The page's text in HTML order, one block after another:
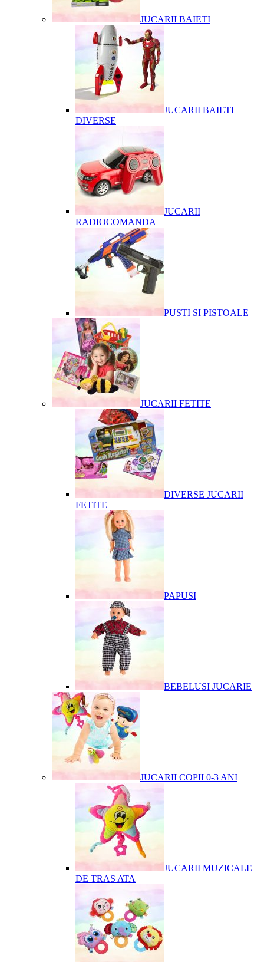
JUCARII BAIETI
JUCARII BAIETI
DIVERSE
JUCARII
RADIOCOMANDA
PUSTI SI PISTOALE
JUCARII FETITE
DIVERSE JUCARII
FETITE
PAPUSI
BEBELUSI JUCARIE
JUCARII COPII 0-3 ANI
JUCARII MUZICALE
DE TRAS ATA